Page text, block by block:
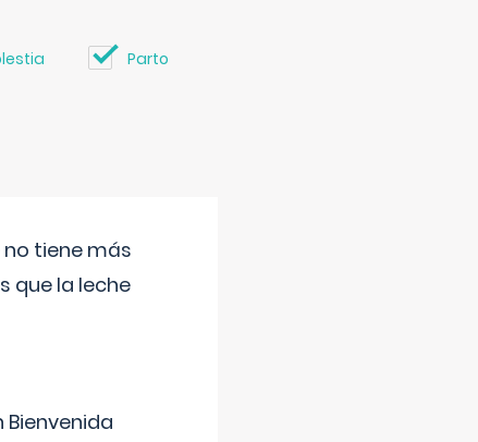
Parto
tiene más
que la leche